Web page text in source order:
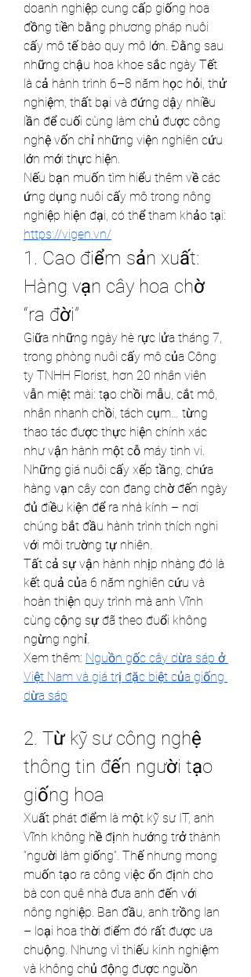
doanh nghiệp cung cấp giống hoa
đồng tiền bằng phương pháp nuôi
cấy mô tế bào quy mô lớn. Đằng sau
những chậu hoa khoe sắc ngày Tết
là cả hành trình 6–8 năm học hỏi, thử
nghiệm, thất bại và đứng dậy nhiều
lần để cuối cùng làm chủ được công
nghệ vốn chỉ những viện nghiên cứu
lớn mới thực hiện.
Nếu bạn muốn tìm hiểu thêm về các
ứng dụng nuôi cấy mô trong nông
https://vigen.vn/
1. Cao điểm sản xuất:
Hàng vạn cây hoa chờ
“ra đời”
Giữa những ngày hè rực lửa tháng 7,
trong phòng nuôi cấy mô của Công
ty TNHH Florist, hơn 20 nhân viên
vẫn miệt mài: tạo chồi mẫu, cắt mô,
nhân nhanh chồi, tách cụm… từng
thao tác được thực hiện chính xác
như vận hành một cỗ máy tinh vi.
Những giá nuôi cấy xếp tầng, chứa
hàng vạn cây con đang chờ đến ngày
đủ điều kiện để ra nhà kính – nơi
chúng bắt đầu hành trình thích nghi
với môi trường tự nhiên.
Tất cả sự vận hành nhịp nhàng đó là
kết quả của 6 năm nghiên cứu và
hoàn thiện quy trình mà anh Vĩnh
cùng cộng sự đã theo đuổi không
ngừng nghỉ.
Xem thêm: Nguồn gốc cây dừa sáp ở
Việt Nam và giá trị đặc biệt của giống
dừa sáp
2. Từ kỹ sư công nghệ
thông tin đến người tạo
giống hoa
Xuất phát điểm là một kỹ sư IT, anh
Vĩnh không hề định hướng trở thành
“người làm giống”. Thế nhưng mong
muốn tạo ra công việc ổn định cho
bà con quê nhà đưa anh đến với
nông nghiệp. Ban đầu, anh trồng lan
– loại hoa thời điểm đó rất được ưa
chuộng. Nhưng vì thiếu kinh nghiệm
và không chủ động được nguồn